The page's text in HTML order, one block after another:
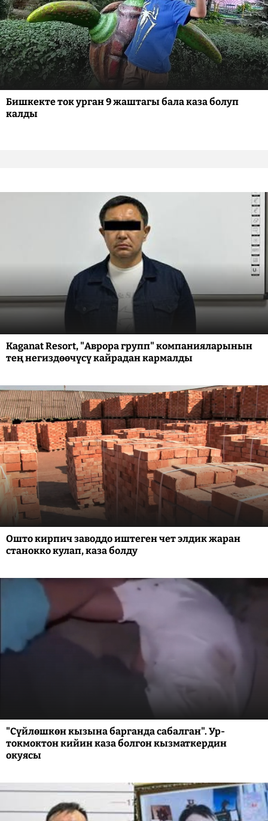
Бишкекте ток урган 9 жаштагы бала каза болуп
калды
Kaganat Resort, "Аврора групп" компанияларынын
тең негиздөөчүсү кайрадан кармалды
Ошто кирпич заводдо иштеген чет элдик жаран
станокко кулап, каза болду
"Сүйлөшкөн кызына барганда сабалган". Ур-
токмоктон кийин каза болгон кызматкердин
окуясы